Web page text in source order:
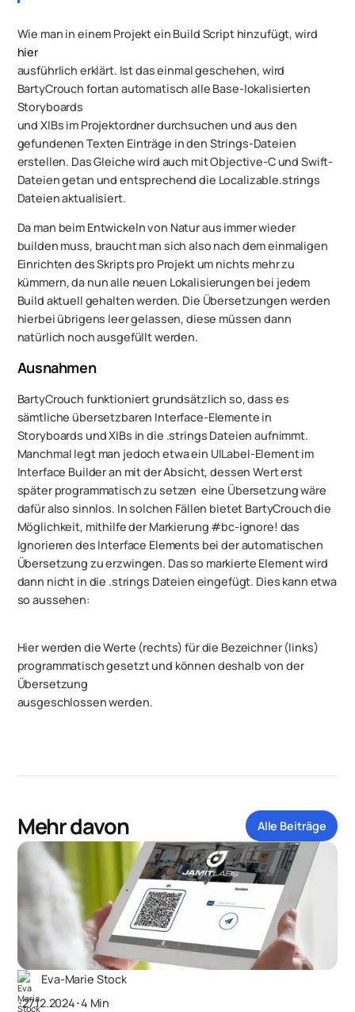
Wie man in einem Projekt ein Build Script hinzufügt, wird
hier
ausführlich erklärt. Ist das einmal geschehen, wird
BartyCrouch fortan automatisch alle Base-lokalisierten
Storyboards
und XIBs im Projektordner durchsuchen und aus den
gefundenen Texten Einträge in den Strings-Dateien
erstellen. Das Gleiche wird auch mit Objective-C und Swift-
Dateien getan und entsprechend die Localizable.strings
Dateien aktualisiert.
Da man beim Entwickeln von Natur aus immer wieder
builden muss, braucht man sich also nach dem einmaligen
Einrichten des Skripts pro Projekt um nichts mehr zu
kümmern, da nun alle neuen Lokalisierungen bei jedem
Build aktuell gehalten werden. Die Übersetzungen werden
hierbei übrigens leer gelassen, diese müssen dann
natürlich noch ausgefüllt werden.
Ausnahmen
BartyCrouch funktioniert grundsätzlich so, dass es
sämtliche übersetzbaren Interface-Elemente in
Storyboards und XIBs in die .strings Dateien aufnimmt.
Manchmal legt man jedoch etwa ein UILabel-Element im
Interface Builder an mit der Absicht, dessen Wert erst
später programmatisch zu setzen  eine Übersetzung wäre
dafür also sinnlos. In solchen Fällen bietet BartyCrouch die
Möglichkeit, mithilfe der Markierung #bc-ignore! das
Ignorieren des Interface Elements bei der automatischen
Übersetzung zu erzwingen. Das so markierte Element wird
dann nicht in die .strings Dateien eingefügt. Dies kann etwa
so aussehen:
Hier werden die Werte (rechts) für die Bezeichner (links)
programmatisch gesetzt und können deshalb von der
Übersetzung
ausgeschlossen werden.
Mehr davon Alle Beiträge
Eva-Marie Stock
･27.12.2024･4 Min